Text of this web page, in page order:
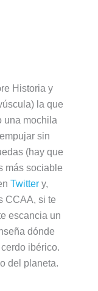
Historia y
la que
una mochila
sin
(hay que
más sociable
Twittery,
CCAA, si te
escancia un
dónde
ibérico.
del planeta.